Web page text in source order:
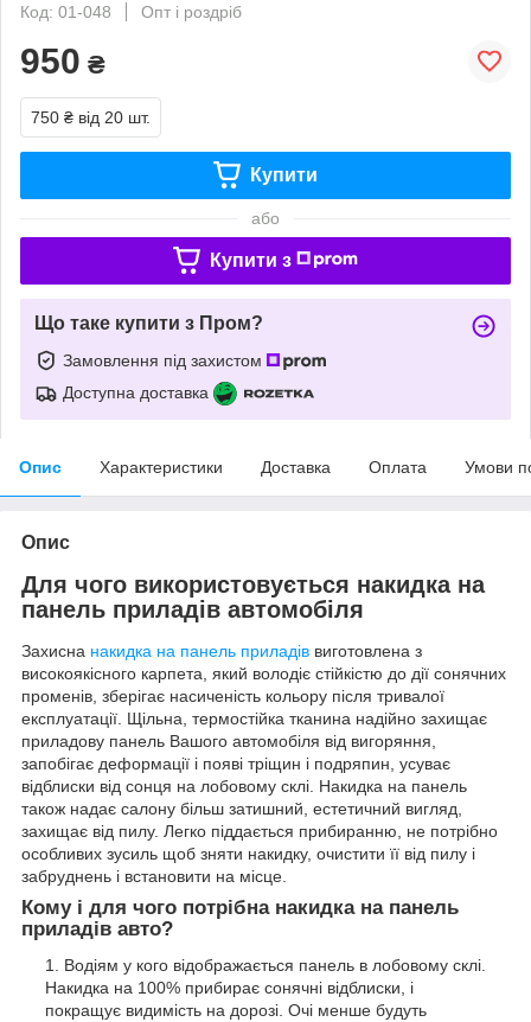
Код: 01-048
Опт і роздріб
950 ₴
750 ₴ від 20 шт.
Купити
або
Купити з
Що таке купити з Пром?
Замовлення під захистом
Доступна доставка
Опис Характеристики Доставка Оплата Умови
Опис
Для чого використовується накидка на
панель приладів автомобіля
Захисна накидка на панель приладів виготовлена з
високоякісного карпета, який володіє стійкістю до дії сонячних
променів, зберігає насиченість кольору після тривалої
експлуатації. Щільна, термостійка тканина надійно захищає
приладову панель Вашого автомобіля від вигоряння,
запобігає деформації і появі тріщин і подряпин, усуває
відблиски від сонця на лобовому склі. Накидка на панель
також надає салону більш затишний, естетичний вигляд,
захищає від пилу. Легко піддається прибиранню, не потрібно
особливих зусиль щоб зняти накидку, очистити її від пилу і
забруднень і встановити на місце.
Кому і для чого потрібна накидка на панель
приладів авто?
Водіям у кого відображається панель в лобовому склі.
Накидка на 100% прибирає сонячні відблиски, і
покращує видимість на дорозі. Очі менше будуть